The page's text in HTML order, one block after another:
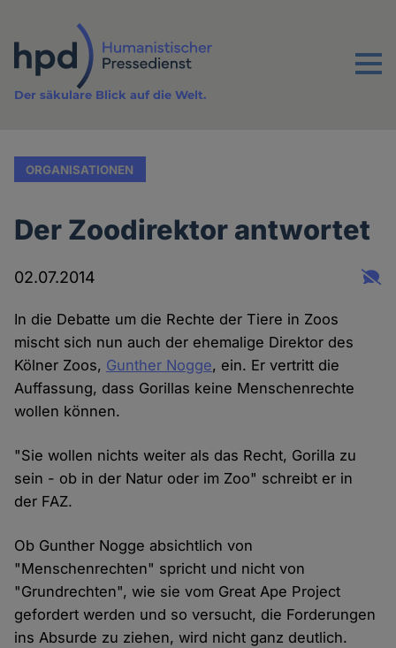
Inhalt
Menu
Der säkulare Blick auf die Welt.
ORGANISATIONEN
Der Zoodirektor antwortet
02.07.2014
In die Debatte um die Rechte der Tiere in Zoos
mischt sich nun auch der ehemalige Direktor des
Kölner Zoos, Gunther Nogge, ein. Er vertritt die
Auffassung, dass Gorillas keine Menschenrechte
wollen können.
"Sie wollen nichts weiter als das Recht, Gorilla zu
sein - ob in der Natur oder im Zoo" schreibt er in
der FAZ.
Ob Gunther Nogge absichtlich von
"Menschenrechten" spricht und nicht von
"Grundrechten", wie sie vom Great Ape Project
gefordert werden und so versucht, die Forderungen
ins Absurde zu ziehen, wird nicht ganz deutlich.